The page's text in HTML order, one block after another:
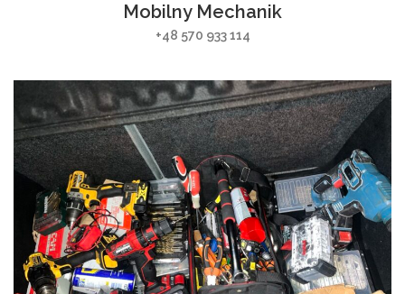
Mobilny Mechanik
+48 570 933 114